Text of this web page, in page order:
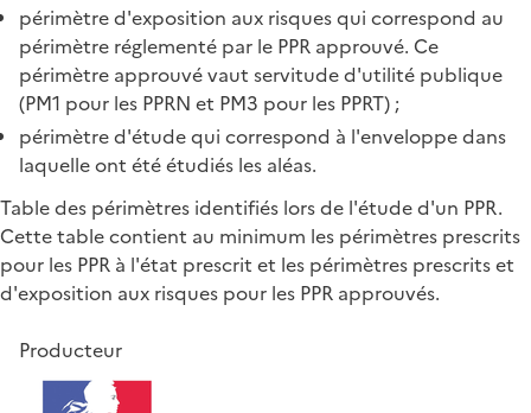
périmètre d'exposition aux risques qui correspond au
périmètre réglementé par le PPR approuvé. Ce
périmètre approuvé vaut servitude d'utilité publique
(PM1 pour les PPRN et PM3 pour les PPRT) ;
périmètre d'étude qui correspond à l'enveloppe dans
laquelle ont été étudiés les aléas.
Table des périmètres identifiés lors de l'étude d'un PPR.
Cette table contient au minimum les périmètres prescrits
pour les PPR à l'état prescrit et les périmètres prescrits et
d'exposition aux risques pour les PPR approuvés.
Producteur